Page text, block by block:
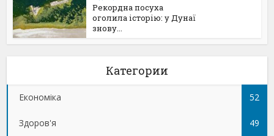
Рекордна посуха
оголила історію: у Дунаї
знову...
Категории
Економіка 52
Здоров'я 49